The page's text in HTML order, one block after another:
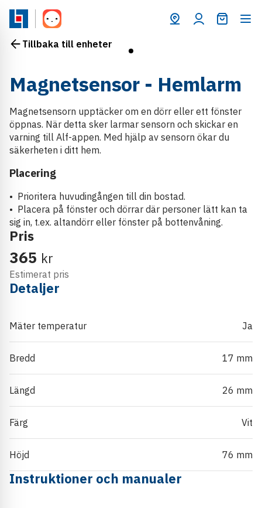
Tillbaka till enheter
Magnetsensor - Hemlarm
Magnetsensorn upptäcker om en dörr eller ett fönster
öppnas. När detta sker larmar sensorn och skickar en
varning till Alf-appen. Med hjälp av sensorn ökar du
säkerheten i ditt hem.
Placering
• Prioritera huvudingången till din bostad.
• Placera på fönster och dörrar där personer lätt kan ta
sig in, t.ex. altandörr eller fönster på bottenvåning.
Pris
365 kr
Estimerat pris
Detaljer
Mäter temperatur Ja
Bredd 17 mm
Längd 26 mm
Färg Vit
Höjd 76 mm
Instruktioner och manualer